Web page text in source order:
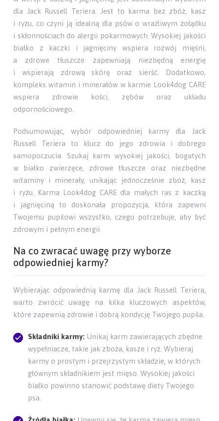
dla Jack Russell Teriera. Jest to karma bez zbóż, kasz
i ryżu, co czyni ją idealną dla psów o wrażliwym żołądku
i skłonnościach do alergii pokarmowych. Wysokiej jakości
białko z kaczki i jagnięciny wspiera rozwój mięśni,
a zdrowe tłuszcze zapewniają niezbędną energię
i wspierają zdrową skórę oraz sierść. Dodatkowo,
kompleks witamin i minerałów w karmie Look4dog CARE
wspiera zdrowie kości, zębów oraz układu
odpornościowego.
Podsumowując, wybór odpowiedniej karmy dla Jack
Russell Teriera to klucz do jego zdrowia i dobrego
samopoczucia. Szukaj karm wysokiej jakości, bogatych
w białko zwierzęce, zdrowe tłuszcze oraz niezbędne
witaminy i minerały, unikając jednocześnie zbóż, kasz
i ryżu. Karma Look4dog CARE dla małych ras z kaczką
i jagnięciną to doskonała propozycja, która zapewni
Twojemu pupilowi wszystko, czego potrzebuje, aby być
zdrowym i pełnym energii.
Na co zwracać uwagę przy wyborze
odpowiedniej karmy?
Wybierając odpowiednią karmę dla Jack Russell Teriera,
warto zwrócić uwagę na kilka kluczowych aspektów,
które zapewnią zdrowie i dobrą kondycję Twojego pupila.
Składniki karmy: Unikaj karm zawierających zbędne
wypełniacze, takie jak zboża, kasze i ryż. Wybieraj
karmy o prostym i przejrzystym składzie, w których
głównym składnikiem jest mięso. Wysokiej jakości
białko powinno stanowić podstawę diety Twojego
psa.